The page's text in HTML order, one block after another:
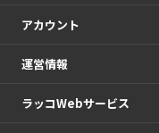
アカウント
運営情報
ラッコWebサービス